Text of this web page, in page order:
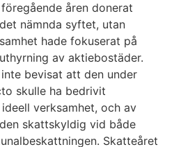
åren donerat
nämnda syftet, utan
hade fokuserat på
av aktiebostäder.
bevisat att den under
skulle ha bedrivit
verksamhet, och av
skattskyldig vid både
Skatteåret